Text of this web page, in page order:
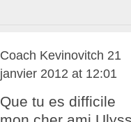
Coach Kevinovitch 21
janvier 2012 at 12:01
Que tu es difficile